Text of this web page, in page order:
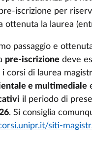
iscrizione per
ottenuta la laurea
passaggio e
pre-iscrizione deve
i corsi di laurea
e multimediale
il periodo di
. Si consiglia
siti-